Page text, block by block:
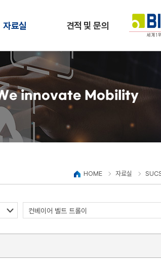
자료실 견적 및 문의
innovate Mobility
HOME 자료실